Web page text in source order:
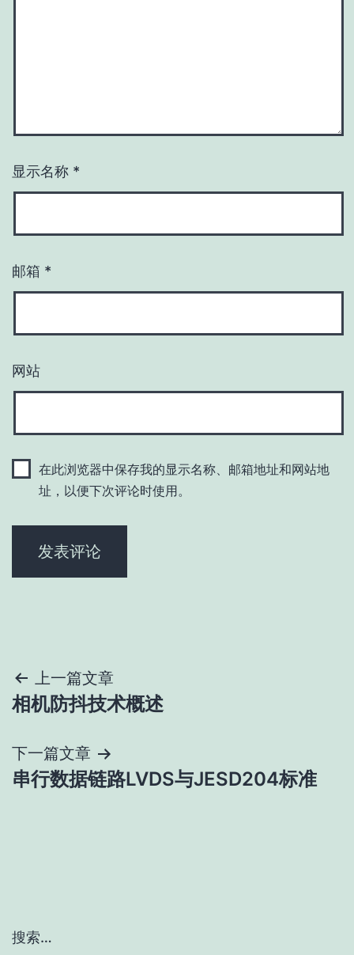
显示名称 *
邮箱 *
网站
在此浏览器中保存我的显示名称、邮箱地址和网站地
址，以便下次评论时使用。
文
章
导
航
上一篇文章
相机防抖技术概述
下一篇文章
串行数据链路LVDS与JESD204标准
搜索…